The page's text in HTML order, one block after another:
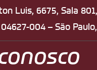
Luis, 6675, Sala
004 – São